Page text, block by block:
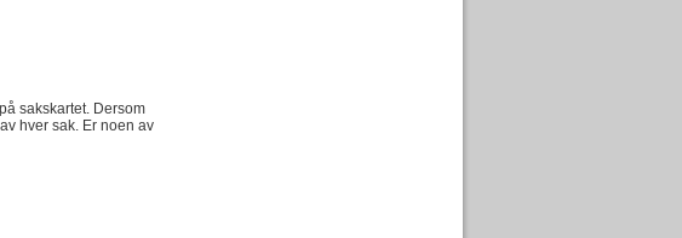
sakskartet. Dersom
hver sak. Er noen av